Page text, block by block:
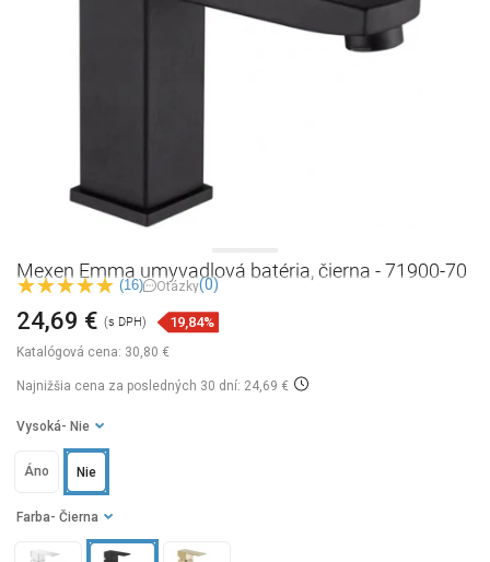
Mexen Emma umyvadlová batéria, čierna - 71900-70
(16) Otázky(0)
Katalógová cena: 30,80 €
24,69 € (s DPH) 19,84%
Najnižšia cena za posledných 30 dní: 24,69 €
Farba - Čierna
Vysoká - Nie
Nie
Áno